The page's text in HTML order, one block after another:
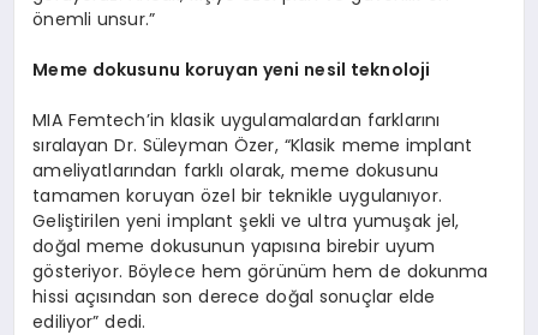
önemli unsur.”
Meme dokusunu koruyan yeni nesil teknoloji
MIA Femtech’in klasik uygulamalardan farklarını
sıralayan Dr. Süleyman Özer, “Klasik meme implant
ameliyatlarından farklı olarak, meme dokusunu
tamamen koruyan özel bir teknikle uygulanıyor.
Geliştirilen yeni implant şekli ve ultra yumuşak jel,
doğal meme dokusunun yapısına birebir uyum
gösteriyor. Böylece hem görünüm hem de dokunma
hissi açısından son derece doğal sonuçlar elde
ediliyor” dedi.